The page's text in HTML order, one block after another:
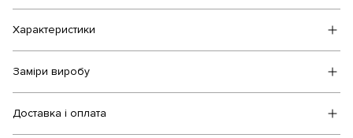
Характеристики
Заміри виробу
Доставка і оплата